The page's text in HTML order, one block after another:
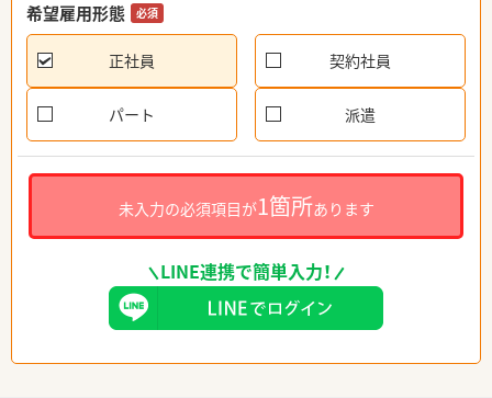
希望雇用形態 必須
正社員 契約社員
パート 派遣
未入力の必須項目が1箇所あります
LINE連携で簡単入力！